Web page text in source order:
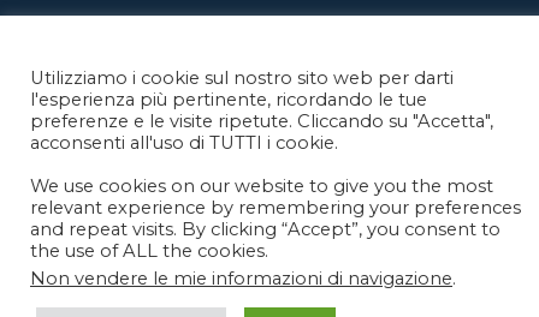
Copyright © 2021 Immobiliare Pitagora di Adriana FABBRI
Via Guerrazzi 7, 61122 PESARO PU
Utilizziamo i cookie sul nostro sito web per darti
l'esperienza più pertinente, ricordando le tue
preferenze e le visite ripetute. Cliccando su "Accetta",
acconsenti all'uso di TUTTI i cookie.
We use cookies on our website to give you the most
relevant experience by remembering your preferences
and repeat visits. By clicking “Accept”, you consent to
the use of ALL the cookies.
Non vendere le mie informazioni di navigazione.